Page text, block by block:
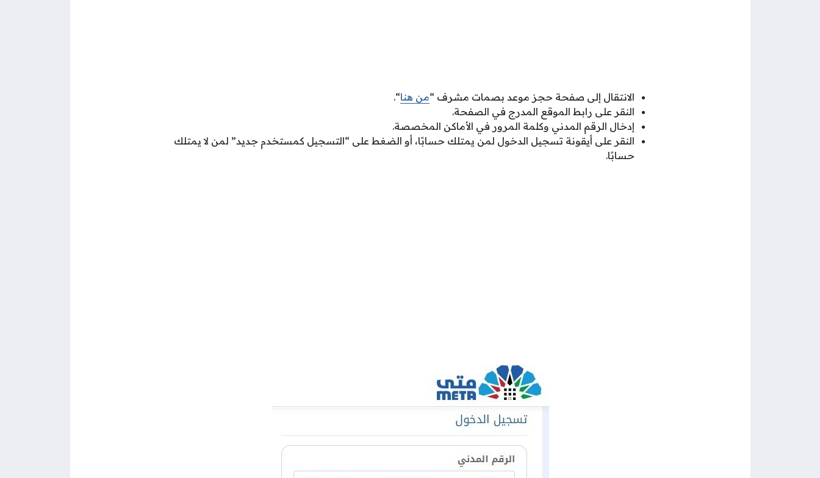
الانتقال إلى صفحة حجز موعد بصمات مشرف “من هنا“.
النقر على رابط الموقع المدرج في الصفحة.
إدخال الرقم المدني وكلمة المرور في الأماكن المخصصة.
النقر على أيقونة تسجيل الدخول لمن يمتلك حسابًا، أو الضغط على “التسجيل كمستخدم جديد” لمن لا يمتلك
حسابًا.